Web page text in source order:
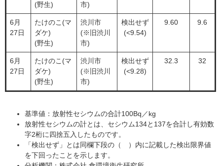
(野生)
市)
6月
27日
たけのこ(マ
ダケ)
(野生)
渋川市
(※旧渋川
市)
検出せず
(<9.54)
9.60 9.6
6月
27日
​たけのこ(マ
ダケ)
(野生)
​渋川市
(※旧渋川
市)
​検出せず
(<9.28)
​32.3 32
基準値：放射性セシウムの合計100Bq／kg
放射性セシウムの計とは、セシウム134と137を合計し有効数
字2桁に四捨五入したものです。
「検出せず」とは同欄下段の（ ）内に記載した検出限界値
を下回ったことを示します。